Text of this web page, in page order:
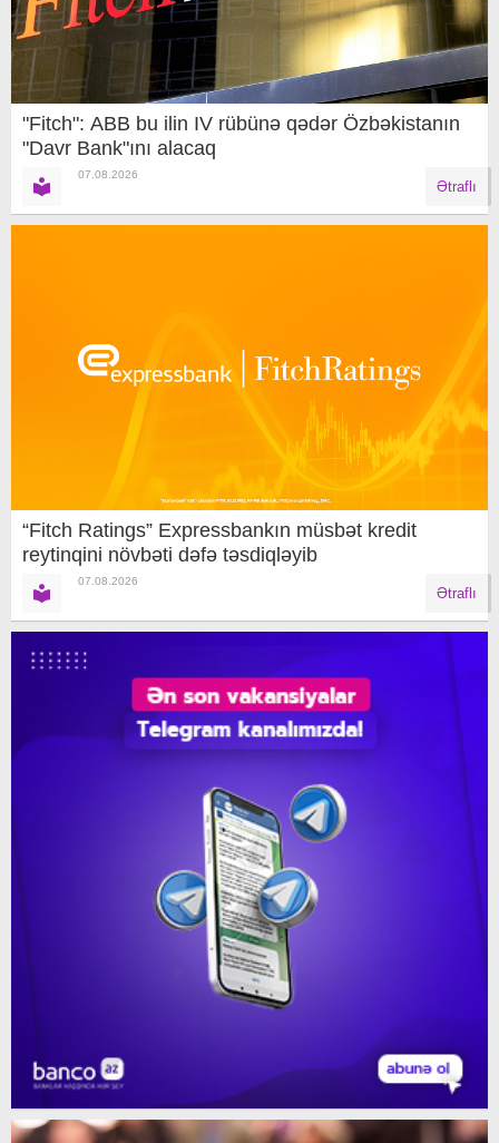
"Fitch": ABB bu ilin IV rübünə qədər Özbəkistanın
"Davr Bank"ını alacaq
07.08.2026
Ətraflı
“Fitch Ratings” Expressbankın müsbət kredit
reytinqini növbəti dəfə təsdiqləyib
07.08.2026
Ətraflı